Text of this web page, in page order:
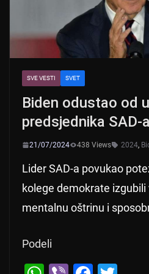
SVE VESTI SVET
Biden odustao od
predsjednika SAD-
21/07/2024 438 Views 2024,
Lider SAD-a povukao
kolege demokrate izgubili
mentalnu oštrinu i
Podeli